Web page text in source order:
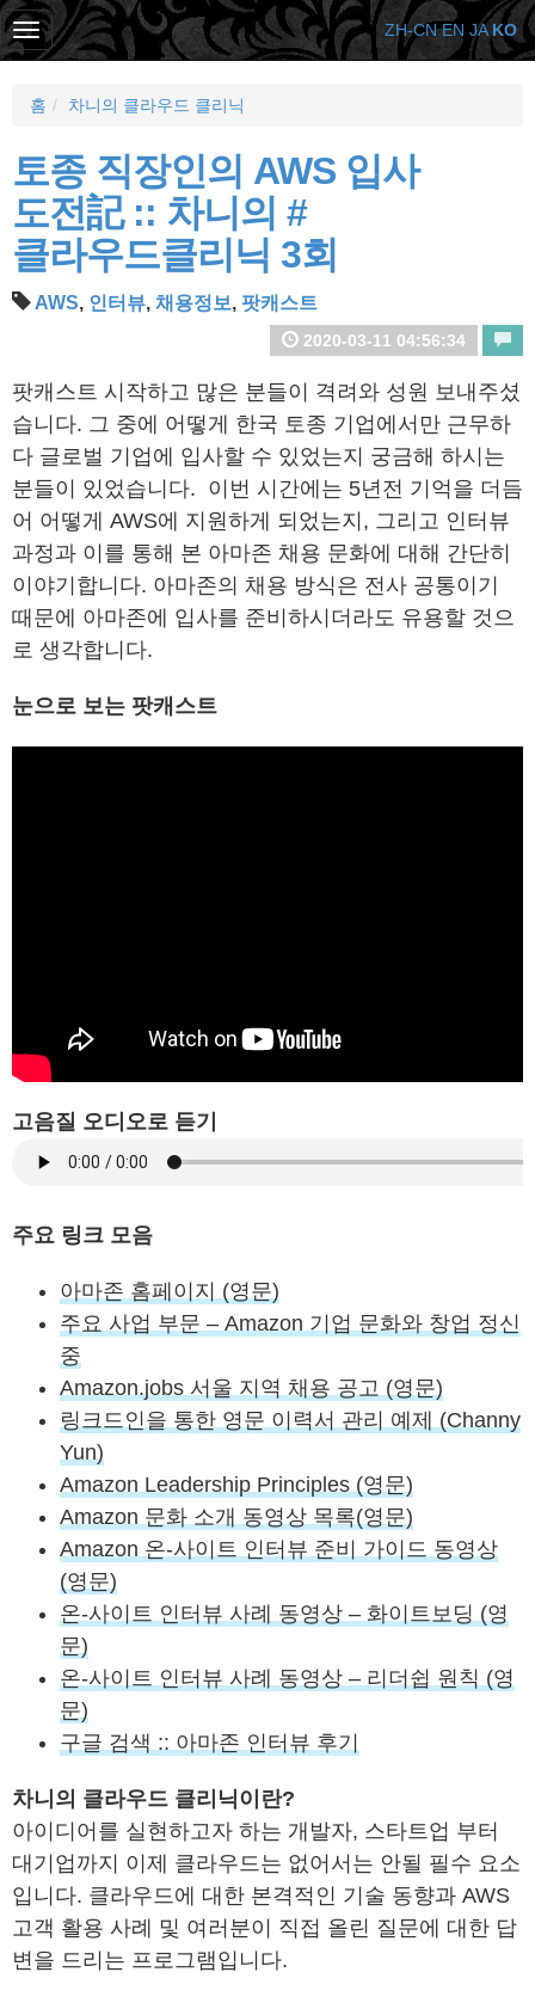
홈 차니의 클라우드 클리닉
토종 직장인의 AWS 입사
도전記 :: 차니의 #
클라우드클리닉 3회
AWS, 인터뷰, 채용정보, 팟캐스트
2020-03-11 04:56:34
팟캐스트 시작하고 많은 분들이 격려와 성원 보내주셨
습니다. 그 중에 어떻게 한국 토종 기업에서만 근무하
다 글로벌 기업에 입사할 수 있었는지 궁금해 하시는
분들이 있었습니다. 이번 시간에는 5년전 기억을 더듬
어 어떻게 AWS에 지원하게 되었는지, 그리고 인터뷰
과정과 이를 통해 본 아마존 채용 문화에 대해 간단히
이야기합니다. 아마존의 채용 방식은 전사 공통이기
때문에 아마존에 입사를 준비하시더라도 유용할 것으
로 생각합니다.
눈으로 보는 팟캐스트
고음질 오디오로 듣기
주요 링크 모음
아마존 홈페이지 (영문)
주요 사업 부문 – Amazon 기업 문화와 창업 정신
중
Amazon.jobs 서울 지역 채용 공고 (영문)
링크드인을 통한 영문 이력서 관리 예제 (Channy
Yun)
Amazon Leadership Principles (영문)
Amazon 문화 소개 동영상 목록(영문)
Amazon 온-사이트 인터뷰 준비 가이드 동영상
(영문)
온-사이트 인터뷰 사례 동영상 – 화이트보딩 (영
문)
온-사이트 인터뷰 사례 동영상 – 리더쉽 원칙 (영
문)
구글 검색 :: 아마존 인터뷰 후기
차니의 클라우드 클리닉이란?
아이디어를 실현하고자 하는 개발자, 스타트업 부터
대기업까지 이제 클라우드는 없어서는 안될 필수 요소
입니다. 클라우드에 대한 본격적인 기술 동향과 AWS
고객 활용 사례 및 여러분이 직접 올린 질문에 대한 답
변을 드리는 프로그램입니다.
ZH-CN EN JA KO